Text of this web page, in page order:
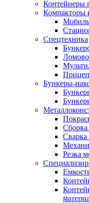
Контейнеры
Компакторы
Спецтехника
Бункеры-
Сборка
Сварка
Резка